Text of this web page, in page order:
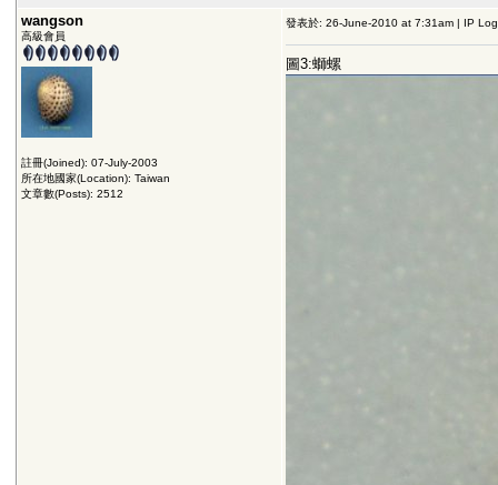
wangson
高級會員
註冊(Joined): 07-July-2003
所在地國家(Location): Taiwan
文章數(Posts): 2512
發表於: 26-June-2010 at 7:31am | IP
圖3:螄螺